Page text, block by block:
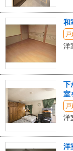
和
洋
下
室
洋
洋